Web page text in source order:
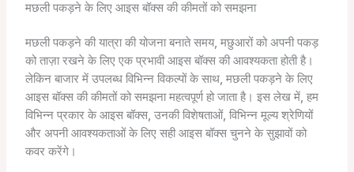
मछली पकड़ने के लिए आइस बॉक्स की कीमतों को समझना
मछली पकड़ने की यात्रा की योजना बनाते समय, मछुआरों को अपनी पकड़
को ताज़ा रखने के लिए एक प्रभावी आइस बॉक्स की आवश्यकता होती है।
लेकिन बाजार में उपलब्ध विभिन्न विकल्पों के साथ, मछली पकड़ने के लिए
आइस बॉक्स की कीमतों को समझना महत्वपूर्ण हो जाता है। इस लेख में, हम
विभिन्न प्रकार के आइस बॉक्स, उनकी विशेषताओं, विभिन्न मूल्य श्रेणियों
और अपनी आवश्यकताओं के लिए सही आइस बॉक्स चुनने के सुझावों को
कवर करेंगे।